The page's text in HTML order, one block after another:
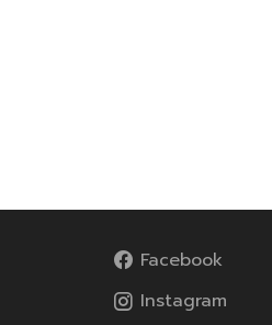
Facebook
Instagram